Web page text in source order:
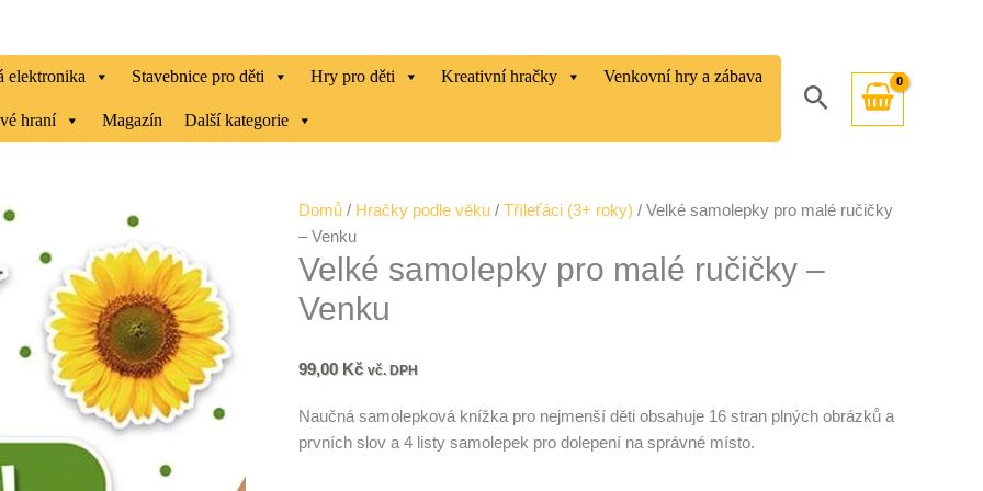
elektronika Stavebnice pro děti Hry pro děti Kreativní hračky Venkovní hry a zábava
hraní Magazín Další kategorie
Hledat
Domů / Hračky podle věku / Tříleťáci (3+ roky) / Velké samolepky pro malé ručičky
– Venku
Velké samolepky pro malé ručičky –
Venku
99,00 Kč vč. DPH
Naučná samolepková knížka pro nejmenší děti obsahuje 16 stran plných obrázků a
prvních slov a 4 listy samolepek pro dolepení na správné místo.
Velké
samolepky
pro
ručičky
Venku